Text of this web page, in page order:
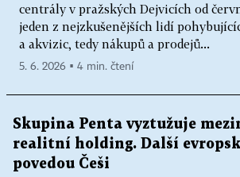
centrály v pražských Dejvicích od
jeden z nejzkušenějších lidí
a akvizic, tedy nákupů a prodejů...
5. 6. 2026 ▪ 4 min. čtení
Skupina Penta vyztužuje
realitní holding. Další
povedou Češi